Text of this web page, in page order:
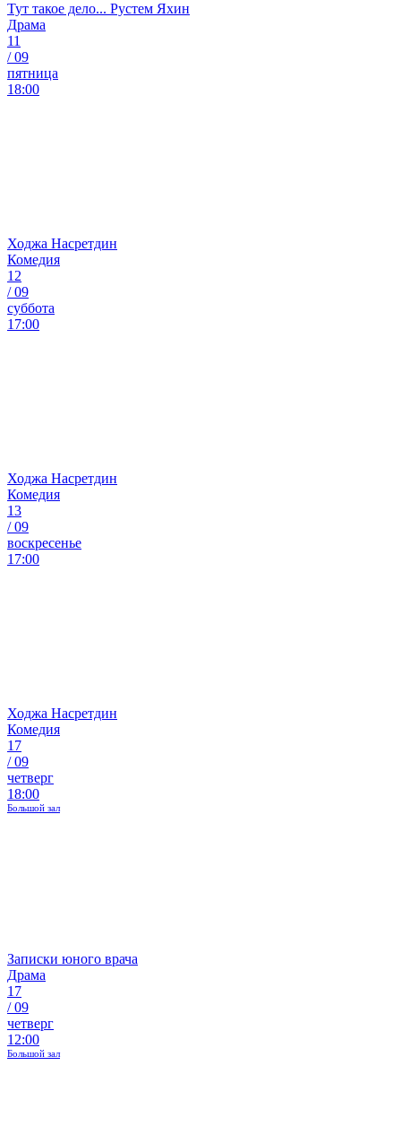
Тут такое дело... Рустем Яхин
Драма
11
/09
пятница
18:00
Ходжа Насретдин
Комедия
12
/09
суббота
17:00
Ходжа Насретдин
Комедия
13
/09
воскресенье
17:00
Ходжа Насретдин
Комедия
17
/09
четверг
18:00
Большой зал
Записки юного врача
Драма
17
/09
четверг
12:00
Большой зал